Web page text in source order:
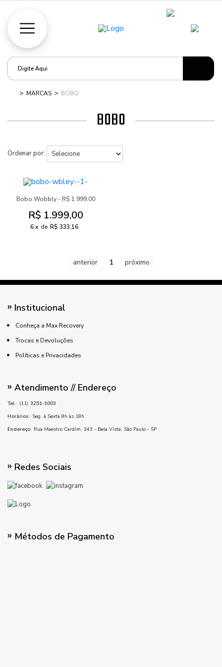
MARCAS BOBO
BOBO
Ordenar por:
Bobo Wobbly - R$ 1.999,00
R$ 1.999,00
6 de R$ 333,16
anterior 1 próximo
Institucional
Conheça a Max Recovery
Trocas e Devoluções
Políticas e Privacidades
Atendimento // Endereço
Tel.: (11) 3251-3003
Horários: Seg. à Sexta 8h às 18h
Endereço: Rua Maestro Cardim, 343 - Bela Vista, São Paulo - SP
Redes Sociais
Métodos de Pagamento